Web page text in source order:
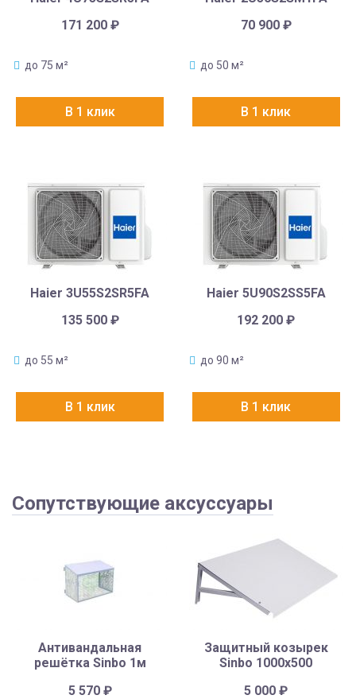
171 200 ₽
до 75 м²
В 1 клик
70 900 ₽
до 50 м²
В 1 клик
Haier 3U55S2SR5FA
135 500 ₽
до 55 м²
В 1 клик
Haier 5U90S2SS5FA
192 200₽
до 90 м²
В 1 клик
Сопутствующие аксуссуары
Антивандальная
решётка Sinbo 1м
5 570 ₽
Защитный козырек
Sinbo 1000х500
5 000₽